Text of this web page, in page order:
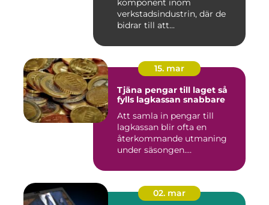
komponent inom
verkstadsindustrin, där de
bidrar till att...
15. mar
Tjäna pengar till laget så
fylls lagkassan snabbare
Att samla in pengar till
lagkassan blir ofta en
återkommande utmaning
under säsongen.
02. mar